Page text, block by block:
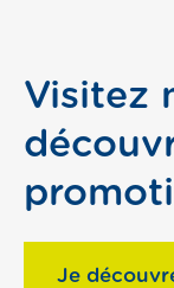
Visitez
Je